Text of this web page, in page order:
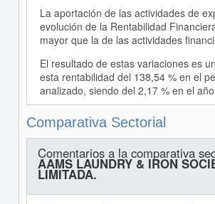
La aportación de las actividades de
evolución de la Rentabilidad
mayor que la de las actividades
El resultado de estas variaciones es
esta rentabilidad del 138,54 % en el
analizado, siendo del 2,17 % en el
Comparativa Sectorial
Comentarios a la comparativa
AAMS LAUNDRY & IRON
LIMITADA.